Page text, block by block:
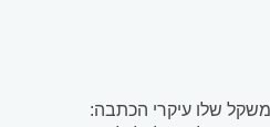
שלו עיקרי הכתבה: